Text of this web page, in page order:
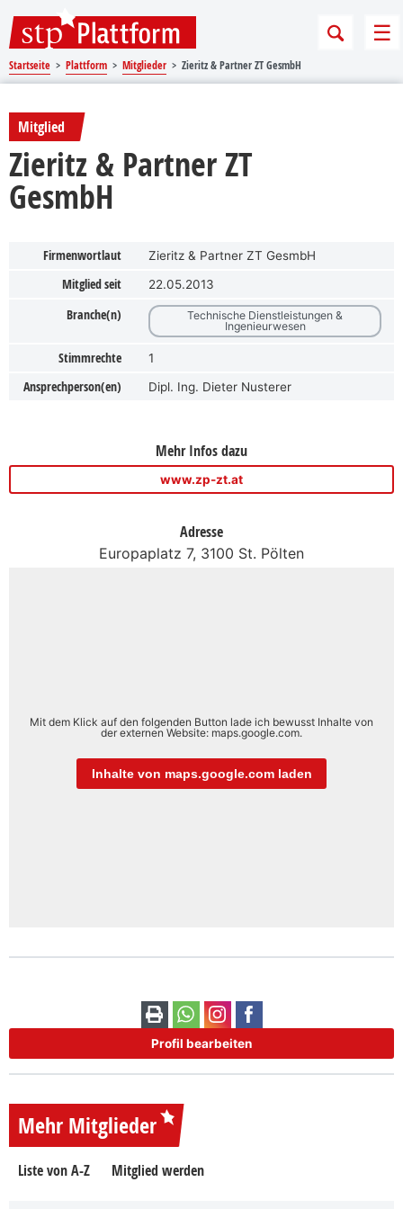
Startseite Plattform Mitglieder Zieritz & Partner ZT GesmbH
Mitglied
Zieritz & Partner ZT
GesmbH
Firmenwortlaut Zieritz & Partner ZT GesmbH
Mitglied seit 22.05.2013
Branche(n)
Technische Dienstleistungen &
Ingenieurwesen
Stimmrechte 1
Ansprechperson(en) Dipl. Ing. Dieter Nusterer
Mehr Infos dazu
www.zp-zt.at
Adresse
Europaplatz 7, 3100 St. Pölten
Mit dem Klick auf den folgenden Button lade ich bewusst Inhalte von
der externen Website: maps.google.com.
Inhalte von maps.google.com laden
Profil bearbeiten
Mehr Mitglieder
Liste von A-Z Mitglied werden